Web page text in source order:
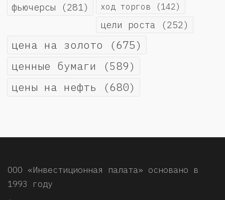
фьючерсы (281) ход торгов (142)
цели роста (252)
цена на золото (675)
ценные бумаги (589)
цены на нефть (680)
ООО «Инвестиционная палата» основано в
1993 году